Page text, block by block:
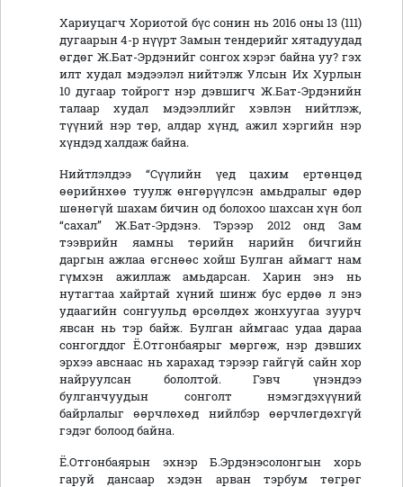
Хариуцагч Хориотой бүс сонин нь 2016 оны 13 (111)
дугаарын 4-р нүүрт Замын тендерийг хятадуудад
өгдөг Ж.Бат-Эрдэнийг сонгох хэрэг байна уу? гэх
илт худал мэдээлэл нийтэлж Улсын Их Хурлын
10 дугаар тойрогт нэр дэвшигч Ж.Бат-Эрдэнийн
талаар худал мэдээллийг хэвлэн нийтлэж,
түүний нэр төр, алдар хүнд, ажил хэргийн нэр
хүндэд халдаж байна.
Нийтлэлдээ “Сүүлийн үед цахим ертөнцөд
өөрийнхөө туулж өнгөрүүлсэн амьдралыг өдөр
шөнөгүй шахам бичин од болохоо шахсан хүн бол
“сахал” Ж.Бат-Эрдэнэ. Тэрээр 2012 онд Зам
тээврийн яамны төрийн нарийн бичгийн
даргын ажлаа өгснөөс хойш Булган аймагт нам
гүмхэн ажиллаж амьдарсан. Харин энэ нь
нутагтаа хайртай хүний шинж бус ердөө л энэ
удаагийн сонгуульд өрсөлдөх жонхуугаа зуурч
явсан нь тэр байж. Булган аймгаас удаа дараа
сонгогддог Ё.Отгонбаярыг мөргөж, нэр дэвших
эрхээ авснаас нь харахад тэрээр гайгүй сайн хор
найруулсан бололтой. Гэвч үнэндээ
булганчуудын сонголт нэмэгдэхүүний
байрлалыг өөрчлөхөд нийлбэр өөрчлөгдөхгүй
гэдэг болоод байна.
Ё.Отгонбаярын эхнэр Б.Эрдэнэсолонгын хорь
гаруй дансаар хэдэн арван тэрбум төгрөг